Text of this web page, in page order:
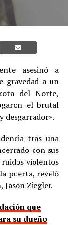
asesinó a
gravedad a un
del Norte,
el brutal
desgarrador».
tras una
con sus
violentos
puerta, reveló
Jason Ziegler.
que
su dueño